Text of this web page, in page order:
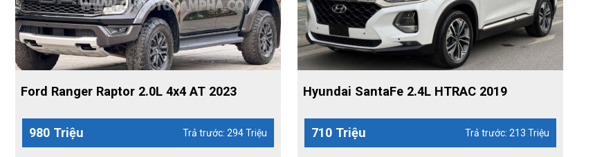
Ford Ranger Raptor 2.0L 4x4 AT 2023
980 Triệu Trả trước: 294 Triệu
Hyundai SantaFe 2.4L HTRAC 2019
710 Triệu Trả trước: 213 Triệu